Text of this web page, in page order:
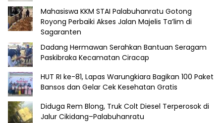
Mahasiswa KKM STAI Palabuhanratu Gotong
Royong Perbaiki Akses Jalan Majelis Ta’lim di
Sagaranten
Dadang Hermawan Serahkan Bantuan Seragam
Paskibraka Kecamatan Ciracap
HUT RI ke-81, Lapas Warungkiara Bagikan 100 Paket
Bansos dan Gelar Cek Kesehatan Gratis
Diduga Rem Blong, Truk Colt Diesel Terperosok di
Jalur Cikidang–Palabuhanratu